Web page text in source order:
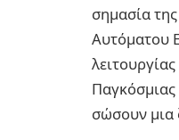
σημασία
Αυτόματου
Παγκόσμιας
σώσουν μια